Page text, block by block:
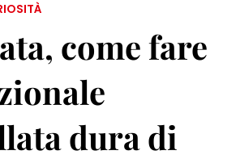
come fare
dura di